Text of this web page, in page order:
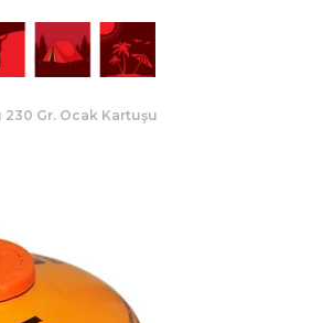
Gr. Ocak Kartuşu